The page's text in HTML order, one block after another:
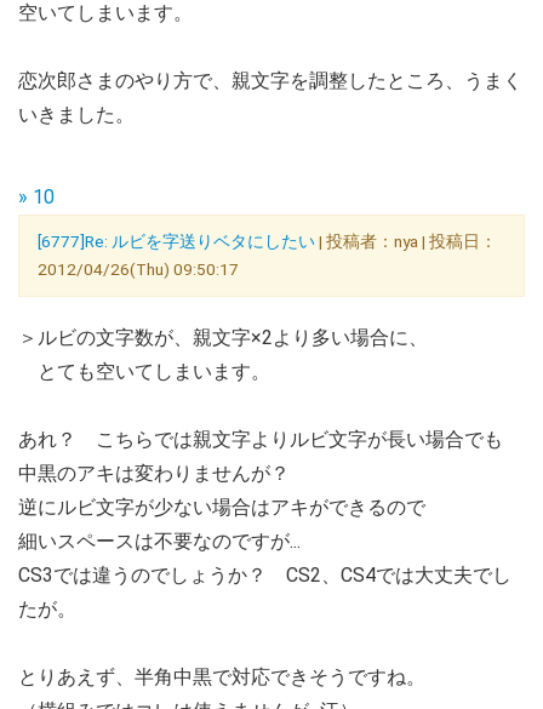
空いてしまいます。
恋次郎さまのやり方で、親文字を調整したところ、うまく
いきました。
» 10
[6777]Re: ルビを字送りベタにしたい| 投稿者：nya | 投稿日：
2012/04/26(Thu) 09:50:17
＞ルビの文字数が、親文字×2より多い場合に、
とても空いてしまいます。
あれ？ こちらでは親文字よりルビ文字が長い場合でも
中黒のアキは変わりませんが？
逆にルビ文字が少ない場合はアキができるので
細いスペースは不要なのですが...
CS3では違うのでしょうか？ CS2、CS4では大丈夫でし
たが。
とりあえず、半角中黒で対応できそうですね。